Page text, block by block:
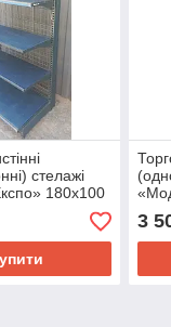
стелажі
180х100
Б/у
см.,
3